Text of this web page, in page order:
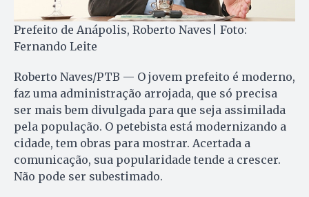
Prefeito de Anápolis, Roberto Naves| Foto:
Fernando Leite
Roberto Naves/PTB — O jovem prefeito é moderno,
faz uma administração arrojada, que só precisa
ser mais bem divulgada para que seja assimilada
pela população. O petebista está modernizando a
cidade, tem obras para mostrar. Acertada a
comunicação, sua popularidade tende a crescer.
Não pode ser subestimado.